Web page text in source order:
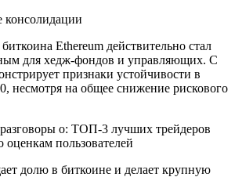
консолидации
Ethereum действительно стал
для хедж-фондов и управляющих. С
признаки устойчивости в
несмотря на общее снижение рискового
о: ТОП-3 лучших трейдеров
пользователей